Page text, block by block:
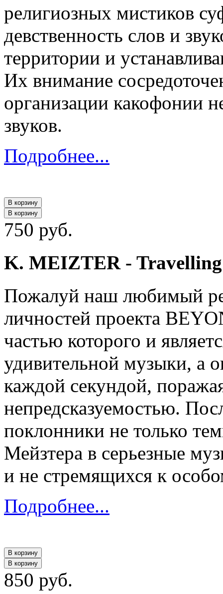
религиозных мистиков
девственность слов и
территории и
Их внимание
организации какофонии
звуков.
Подробнее...
В корзину
В корзину
750 руб.
K. MEIZTER -
Пожалуй наш любимый
личностей проекта
частью которого и
удивительной музыки, а
каждой секундой,
непредсказуемостью.
поклонники не только
Мейзтера в серьезные
и не стремящихся к
Подробнее...
В корзину
В корзину
850 руб.